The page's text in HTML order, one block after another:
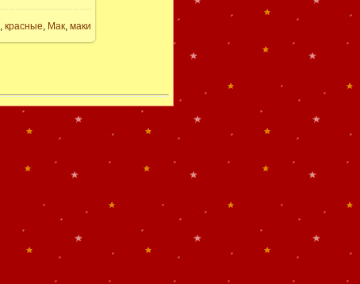
, красные, Мак, маки